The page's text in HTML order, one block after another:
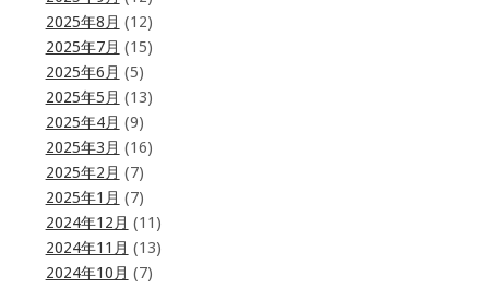
2025年8月 (12)
2025年7月 (15)
2025年6月 (5)
2025年5月 (13)
2025年4月 (9)
2025年3月 (16)
2025年2月 (7)
2025年1月 (7)
2024年12月 (11)
2024年11月 (13)
2024年10月 (7)